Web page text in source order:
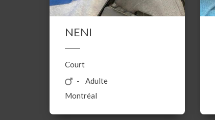
NENI
Court
Adulte
Montréal